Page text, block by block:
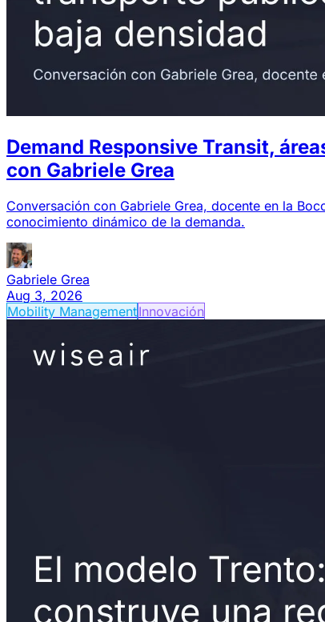
Demand Responsive Transit,
con Gabriele Grea
Conversación con Gabriele Grea, docente en la
conocimiento dinámico de la demanda.
Gabriele Grea
Aug 3, 2026
Mobility ManagementInnovación